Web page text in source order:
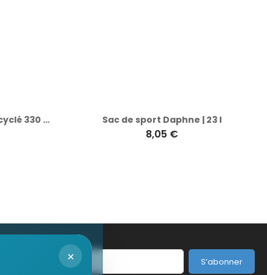
× S’abonner